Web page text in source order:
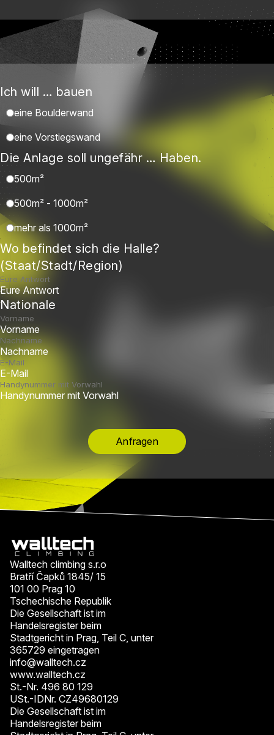
Ich will … bauen
eine Boulderwand
eine Vorstiegswand
Die Anlage soll ungefähr … Haben.
500m²
500m² - 1000m²
mehr als 1000m²
Wo befindet sich die Halle?
(Staat/Stadt/Region)
Eure Antwort
Nationale
Vorname
Nachname
E-Mail
Handynummer mit Vorwahl
Anfragen
Walltech climbing s.r.o
Bratří Čapků 1845/ 15
101 00 Prag 10
Tschechische Republik
Die Gesellschaft ist im
Handelsregister beim
Stadtgericht in Prag, Teil C, unter
365729 eingetragen
info@walltech.cz
www.walltech.cz
St.-Nr. 496 80 129
USt.-IDNr. CZ49680129
Die Gesellschaft ist im
Handelsregister beim